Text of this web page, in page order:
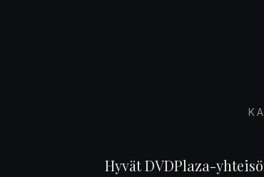
Hyvät DVDPlaza-